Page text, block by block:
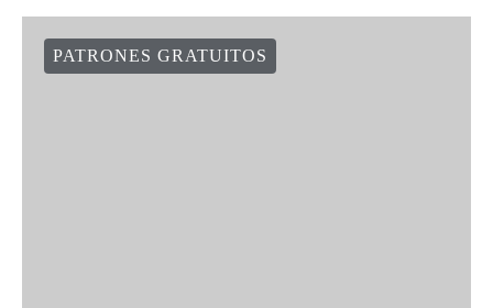
PATRONES GRATUITOS